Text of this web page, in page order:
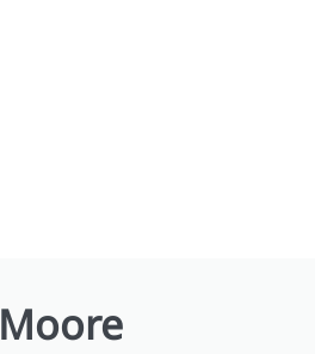
Moore